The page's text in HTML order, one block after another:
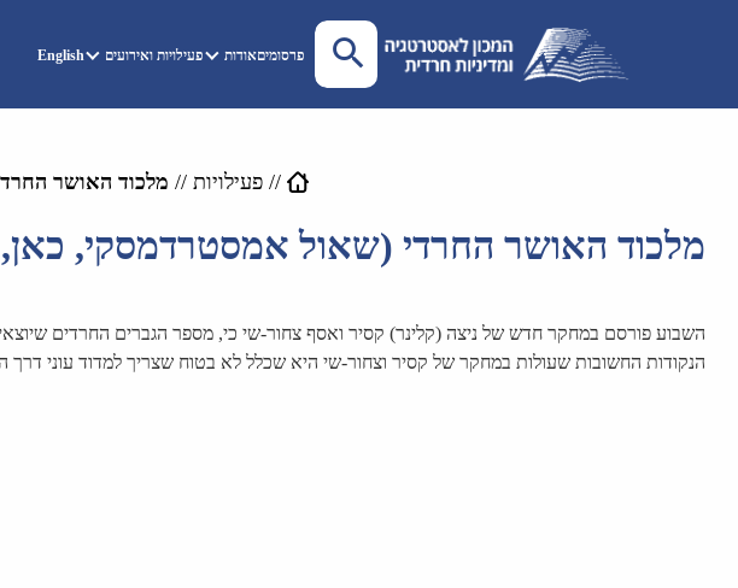
פרסומיםאודות פעילויות ואירועים English
//פעילויות // מלכוד האושר
מלכוד האושר החרדי (שאול אמסטרדמסקי,
השבוע פורסם במחקר חדש של ניצה (קלינר) קסיר ואסף צחור-שי כי, מספר הגברים החרדים
הנקודות החשובות שעולות במחקר של קסיר וצחור-שי היא שכלל לא בטוח שצריך למדוד עוני